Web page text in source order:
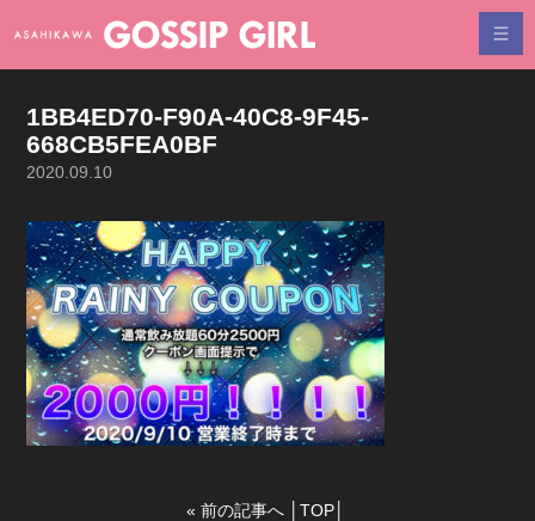
1BB4ED70-F90A-40C8-9F45-
668CB5FEA0BF
2020.09.10
« 前の記事へ TOP│